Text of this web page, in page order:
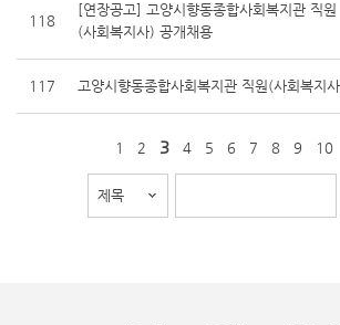
118
[연장공고] 고양시향동종합사회복지관 직원
(사회복지사) 공개채용
117 고양시향동종합사회복지관 직원(사회복지
1 2 3 4 5 6 7 8 9 10